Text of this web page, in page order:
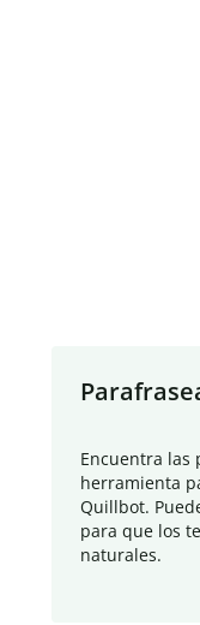
Encuentra las
herramienta
Quillbot.
para que los
naturales.